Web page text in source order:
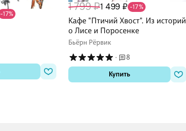
-17%
1 799 ₽1 499 ₽ -17%
Кафе "Птичий Хвост". Из историй
о Лисе и Поросенке
Бьёрн Рёрвик
·
8
Купить